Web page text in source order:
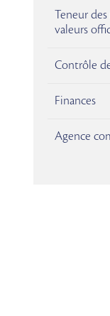
Teneur
valeurs
Contrôle
Finances
Agence